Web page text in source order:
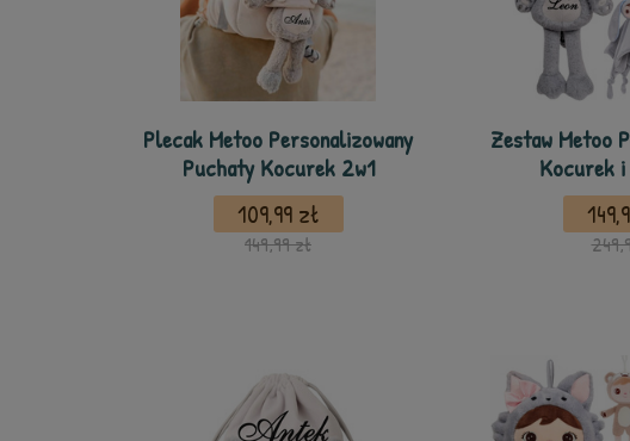
Plecak Metoo Personalizowany
Puchaty Kocurek 2w1
109,99 zł
149,99 zł
Zestaw Metoo
Kocurek